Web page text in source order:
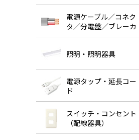
電源ケーブル／コネク
タ／分電盤／ブレーカ
照明・照明器具
電源タップ・延長コー
ド
スイッチ・コンセント
（配線器具）